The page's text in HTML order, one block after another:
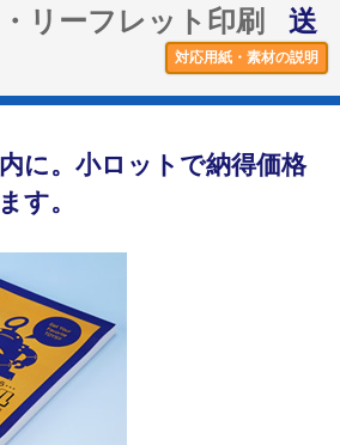
リーフレット印刷
送
対応用紙・素材の説明
に。小ロットで納得価格
す。